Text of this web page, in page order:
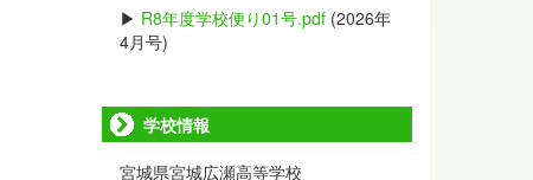
▶ R8年度学校便り01号.pdf(2026年
4月号)
学校情報
宮城県宮城広瀬高等学校